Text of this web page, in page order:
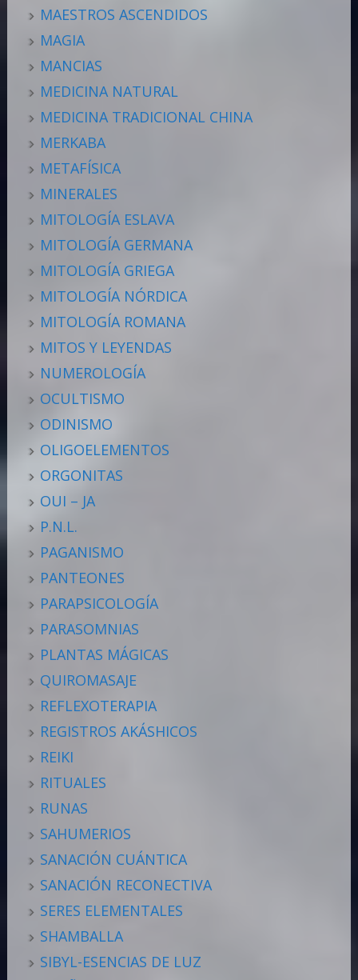
MAESTROS ASCENDIDOS
MAGIA
MANCIAS
MEDICINA NATURAL
MEDICINA TRADICIONAL CHINA
MERKABA
METAFÍSICA
MINERALES
MITOLOGÍA ESLAVA
MITOLOGÍA GERMANA
MITOLOGÍA GRIEGA
MITOLOGÍA NÓRDICA
MITOLOGÍA ROMANA
MITOS Y LEYENDAS
NUMEROLOGÍA
OCULTISMO
ODINISMO
OLIGOELEMENTOS
ORGONITAS
OUI – JA
P.N.L.
PAGANISMO
PANTEONES
PARAPSICOLOGÍA
PARASOMNIAS
PLANTAS MÁGICAS
QUIROMASAJE
REFLEXOTERAPIA
REGISTROS AKÁSHICOS
REIKI
RITUALES
RUNAS
SAHUMERIOS
SANACIÓN CUÁNTICA
SANACIÓN RECONECTIVA
SERES ELEMENTALES
SHAMBALLA
SIBYL-ESENCIAS DE LUZ